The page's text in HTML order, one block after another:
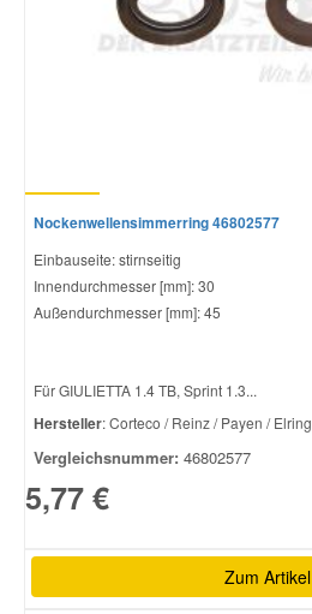
Nockenwellensimmerring 46802577
Einbauseite: stirnseitig
Innendurchmesser [mm]: 30
Außendurchmesser [mm]: 45
Für GIULIETTA 1.4 TB, Sprint 1.3...
Hersteller: Corteco / Reinz / Payen / Elring
Vergleichsnummer: 46802577
5,77 €
Zum Artikel